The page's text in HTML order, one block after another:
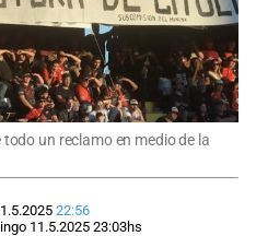
un reclamo en medio de la
22:56
11.5.2025 23:03hs